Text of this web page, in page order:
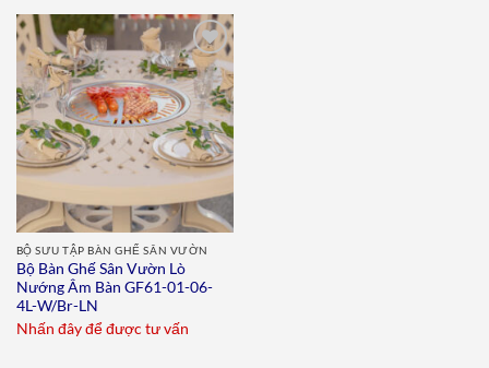
Add to
wishlist
BỘ SƯU TẬP BÀN GHẾ SÂN VƯỜN
Bộ Bàn Ghế Sân Vườn Lò
Nướng Âm Bàn GF61-01-06-
4L-W/Br-LN
Nhấn đây để được tư vấn